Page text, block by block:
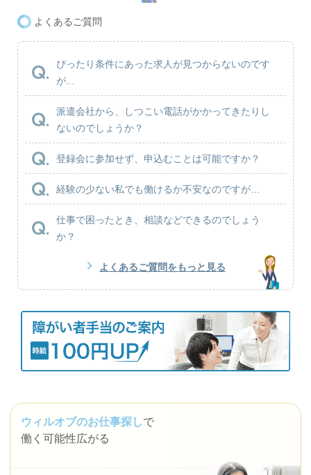
よくあるご質問
ぴったり条件にあった求人が見つからないのです
が...
派遣会社から、しつこい電話がかかってきたりし
ないのでしょうか？
登録会に参加せず、申込むことは可能ですか？
経験の少ない私でも働けるか不安なのですが…
仕事で困ったとき、相談などできるのでしょう
か？
よくあるご質問をもっと見る
ウィルオブのお仕事探しで
働く可能性広がる